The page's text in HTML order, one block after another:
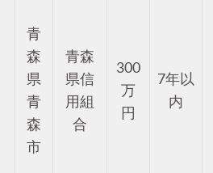
青
森
県
青
森
市
青森
県信
用組
合
300
万
円
7年以
内